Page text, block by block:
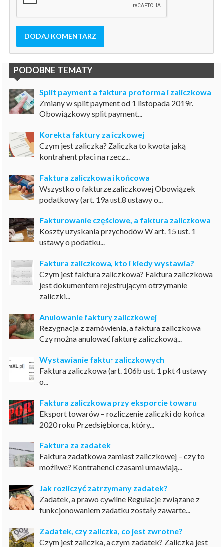
DODAJ KOMENTARZ
PODOBNE TEMATY
Split payment a faktura proforma i zaliczkowa
Zmiany w split payment od 1 listopada 2019r.
Obowiązkowy split payment...
Korekta faktury zaliczkowej
Czym jest zaliczka? Zaliczka to kwota jaką
kontrahent płaci na rzecz...
Faktura zaliczkowa i końcowa
Wszystko o fakturze zaliczkowej Obowiązek
podatkowy (art. 19a ust.8 ustawy o...
Fakturowanie częściowe, a faktura zaliczkowa
Koszty uzyskania przychodów W art. 15 ust. 1
ustawy o podatku...
Faktura zaliczkowa, kto i kiedy wystawia?
Czym jest faktura zaliczkowa? Faktura zaliczkowa
jest dokumentem rejestrującym otrzymanie
zaliczki...
Anulowanie faktury zaliczkowej
Rezygnacja z zamówienia, a faktura zaliczkowa
Czy można anulować fakturę zaliczkową...
Wystawianie faktur zaliczkowych
Faktura zaliczkowa (art. 106b ust. 1 pkt 4 ustawy
o...
Faktura zaliczkowa przy eksporcie towaru
Eksport towarów – rozliczenie zaliczki do końca
2020 roku Przedsiębiorca, który...
Faktura za zadatek
Faktura zadatkowa zamiast zaliczkowej – czy to
możliwe? Kontrahenci czasami umawiają...
Jak rozliczyć zatrzymany zadatek?
Zadatek, a prawo cywilne Regulacje związane z
funkcjonowaniem zadatku zostały zawarte...
Zadatek, czy zaliczka, co jest zwrotne?
Czym jest zaliczka, a czym zadatek? Zaliczka jest